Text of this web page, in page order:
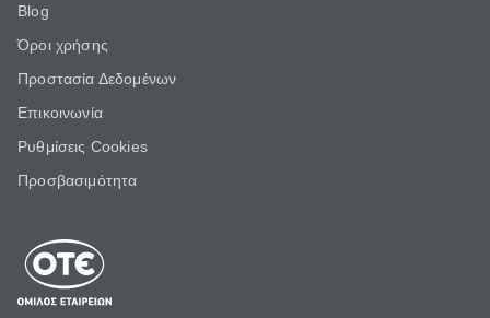
Blog
Όροι χρήσης
Προστασία Δεδομένων
Επικοινωνία
Ρυθμίσεις Cookies
Προσβασιμότητα